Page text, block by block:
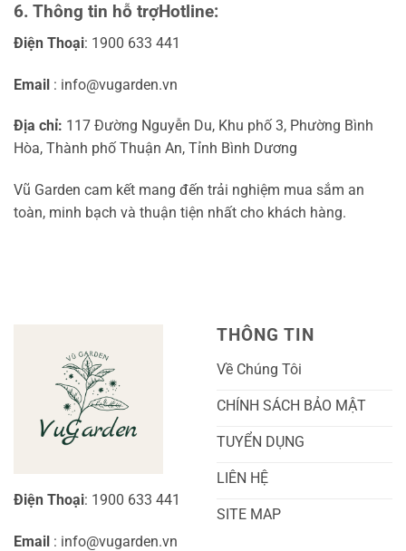
6. Thông tin hỗ trợHotline:
Điện Thoại: 1900 633 441
Email : info@vugarden.vn
Địa chỉ: 117 Đường Nguyễn Du, Khu phố 3, Phường Bình
Hòa, Thành phố Thuận An, Tỉnh Bình Dương
Vũ Garden cam kết mang đến trải nghiệm mua sắm an
toàn, minh bạch và thuận tiện nhất cho khách hàng.
Điện Thoại: 1900 633 441
Email : info@vugarden.vn
THÔNG TIN
Về Chúng Tôi
CHÍNH SÁCH BẢO MẬT
TUYỂN DỤNG
LIÊN HỆ
SITE MAP